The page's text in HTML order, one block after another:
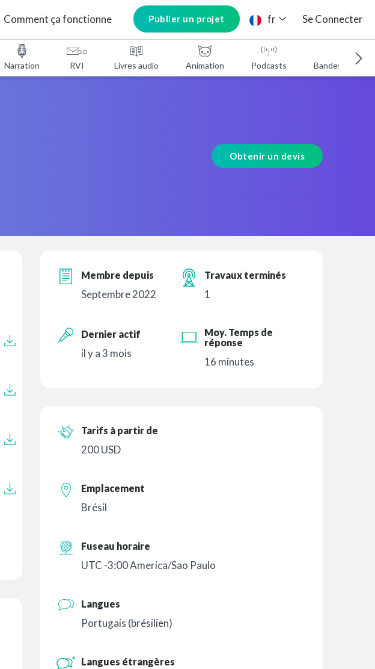
Comment ça fonctionne Publier un projet fr Se Connecter
Narration RVI Livres audio Animation Podcasts Bandes
Obtenir un devis
Membre depuis
Septembre 2022
Travaux terminés
1
Dernier actif
il y a 3 mois
Moy. Temps de
réponse
16 minutes
Tarifs à partir de
200 USD
Emplacement
Brésil
Fuseau horaire
UTC -3:00 America/Sao Paulo
Langues
Portugais (brésilien)
Langues étrangères